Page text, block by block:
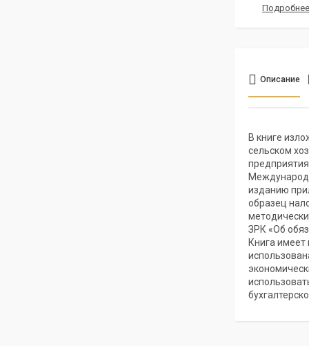
Подробнее
Описание
В книге
сельском
изданию
образец
ЗРК «Об
Книга